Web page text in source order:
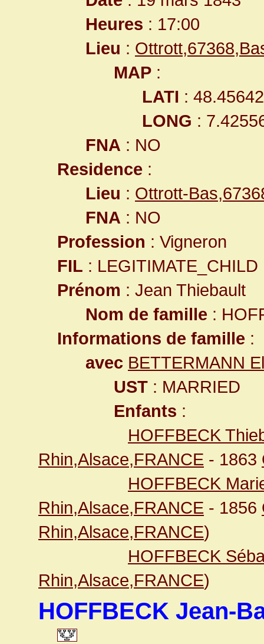
Heures : 17:00
Lieu :
MAP :
LATI :
LONG :
FNA : NO
Residence :
Lieu : Ottrott-
FNA : NO
Profession : Vigneron
FIL : LEGITIMATE_CHILD
Prénom : Jean Thiebault
Nom de famille :
Informations de famille :
avec BETTERMANN
UST : MARRIED
Enfants :
HOFFBECK
Rhin,Alsace,FRANCE - 1863
HOFFBECK
Rhin,Alsace,FRANCE - 1856
Rhin,Alsace,FRANCE)
HOFFBECK
Rhin,Alsace,FRANCE)
HOFFBECK Jean-